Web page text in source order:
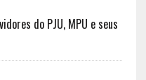
do PJU, MPU e seus